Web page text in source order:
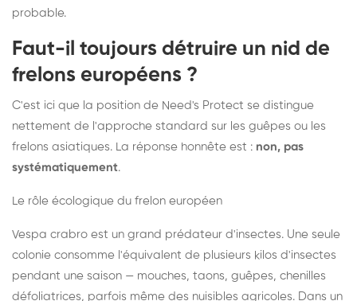
probable.
Faut-il toujours détruire un nid de
frelons européens ?
C'est ici que la position de Need's Protect se distingue
nettement de l'approche standard sur les guêpes ou les
frelons asiatiques. La réponse honnête est : non, pas
systématiquement.
Le rôle écologique du frelon européen
Vespa crabro est un grand prédateur d'insectes. Une seule
colonie consomme l'équivalent de plusieurs kilos d'insectes
pendant une saison — mouches, taons, guêpes, chenilles
défoliatrices, parfois même des nuisibles agricoles. Dans un